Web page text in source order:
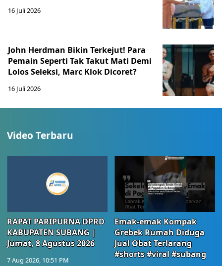
16 Juli 2026
John Herdman Bikin Terkejut! Para
Pemain Seperti Tak Takut Mati Demi
Lolos Seleksi, Marc Klok Dicoret?
16 Juli 2026
Video Terbaru
RAPAT PARIPURNA DPRD
KABUPATEN SUBANG |
Jumat, 8 Agustus 2026
7 Aug 2026, 10:51 PM
Emak-emak Kompak
Grebek Rumah Diduga
Jual Obat Terlarang
#shorts #viral #subang